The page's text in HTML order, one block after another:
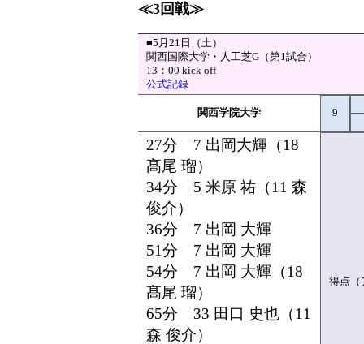
≪3回戦≫
■5月21日（土）
関西国際大学・人工芝G（第1試合）
13：00 kick off
公式記録
関西学院大学 9
27分 7 出岡大輝（18
髙尾 瑠）
34分 5 米原 祐（11 森
俊介）
36分 7 出岡 大輝
51分 7 出岡 大輝
54分 7 出岡 大輝（18
髙尾 瑠）
65分 33 田口 史也（11
森 俊介）
得点（